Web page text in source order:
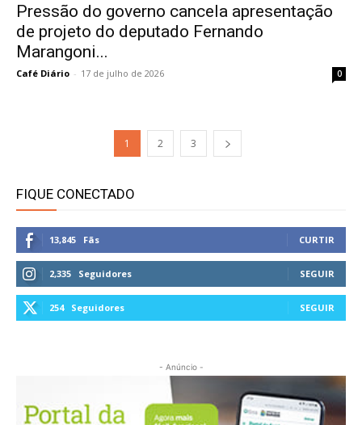
Pressão do governo cancela apresentação
de projeto do deputado Fernando
Marangoni...
Café Diário - 17 de julho de 2026 0
1 2 3
FIQUE CONECTADO
13,845 Fãs CURTIR
2,335 Seguidores SEGUIR
254 Seguidores SEGUIR
- Anúncio -